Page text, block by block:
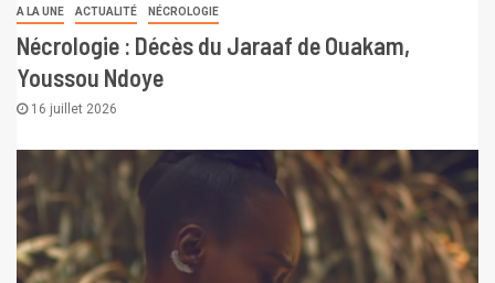
A LA UNE ACTUALITÉ NÉCROLOGIE
Nécrologie : Décès du Jaraaf de Ouakam,
Youssou Ndoye
16 juillet 2026